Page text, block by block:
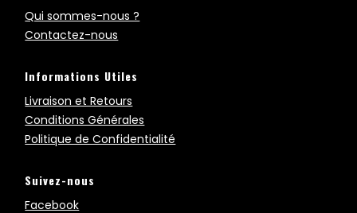
Qui sommes-nous ?
Contactez-nous
Informations Utiles
Livraison et Retours
Conditions Générales
Politique de Confidentialité
Suivez-nous
Facebook